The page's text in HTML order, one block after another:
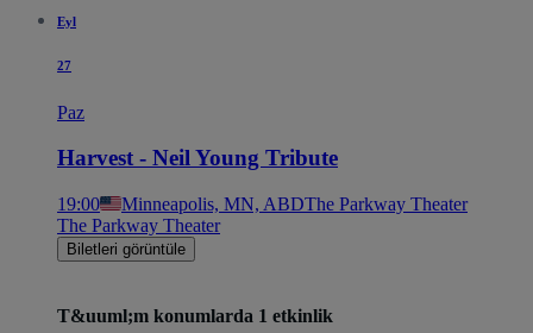
Eyl
27
Paz
Harvest - Neil Young Tribute
19:00 Minneapolis, MN, ABDThe Parkway Theater
The Parkway Theater
Biletleri görüntüle
T&uuml;m konumlarda 1 etkinlik